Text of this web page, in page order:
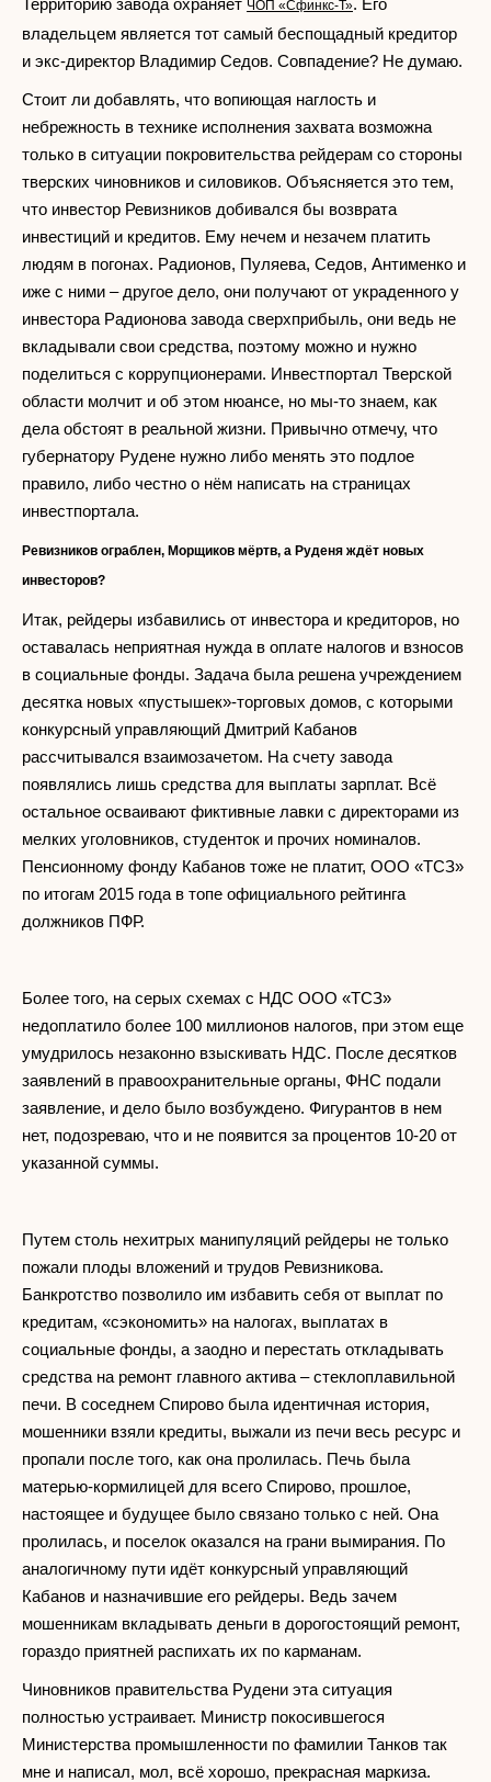
Территорию завода охраняет ЧОП «Сфинкс-Т». Его
владельцем является тот самый беспощадный кредитор
и экс-директор Владимир Седов. Совпадение? Не думаю.
Стоит ли добавлять, что вопиющая наглость и
небрежность в технике исполнения захвата возможна
только в ситуации покровительства рейдерам со стороны
тверских чиновников и силовиков. Объясняется это тем,
что инвестор Ревизников добивался бы возврата
инвестиций и кредитов. Ему нечем и незачем платить
людям в погонах. Радионов, Пуляева, Седов, Антименко и
иже с ними – другое дело, они получают от украденного у
инвестора Радионова завода сверхприбыль, они ведь не
вкладывали свои средства, поэтому можно и нужно
поделиться с коррупционерами. Инвестпортал Тверской
области молчит и об этом нюансе, но мы-то знаем, как
дела обстоят в реальной жизни. Привычно отмечу, что
губернатору Рудене нужно либо менять это подлое
правило, либо честно о нём написать на страницах
инвестпортала.
Ревизников ограблен, Морщиков мёртв, а Руденя ждёт новых
инвесторов?
Итак, рейдеры избавились от инвестора и кредиторов, но
оставалась неприятная нужда в оплате налогов и взносов
в социальные фонды. Задача была решена учреждением
десятка новых «пустышек»-торговых домов, с которыми
конкурсный управляющий Дмитрий Кабанов
рассчитывался взаимозачетом. На счету завода
появлялись лишь средства для выплаты зарплат. Всё
остальное осваивают фиктивные лавки с директорами из
мелких уголовников, студенток и прочих номиналов.
Пенсионному фонду Кабанов тоже не платит, ООО «ТСЗ»
по итогам 2015 года в топе официального рейтинга
должников ПФР.
Более того, на серых схемах с НДС ООО «ТСЗ»
недоплатило более 100 миллионов налогов, при этом еще
умудрилось незаконно взыскивать НДС. После десятков
заявлений в правоохранительные органы, ФНС подали
заявление, и дело было возбуждено. Фигурантов в нем
нет, подозреваю, что и не появится за процентов 10-20 от
указанной суммы.
Путем столь нехитрых манипуляций рейдеры не только
пожали плоды вложений и трудов Ревизникова.
Банкротство позволило им избавить себя от выплат по
кредитам, «сэкономить» на налогах, выплатах в
социальные фонды, а заодно и перестать откладывать
средства на ремонт главного актива – стеклоплавильной
печи. В соседнем Спирово была идентичная история,
мошенники взяли кредиты, выжали из печи весь ресурс и
пропали после того, как она пролилась. Печь была
матерью-кормилицей для всего Спирово, прошлое,
настоящее и будущее было связано только с ней. Она
пролилась, и поселок оказался на грани вымирания. По
аналогичному пути идёт конкурсный управляющий
Кабанов и назначившие его рейдеры. Ведь зачем
мошенникам вкладывать деньги в дорогостоящий ремонт,
гораздо приятней распихать их по карманам.
Чиновников правительства Рудени эта ситуация
полностью устраивает. Министр покосившегося
Министерства промышленности по фамилии Танков так
мне и написал, мол, всё хорошо, прекрасная маркиза.